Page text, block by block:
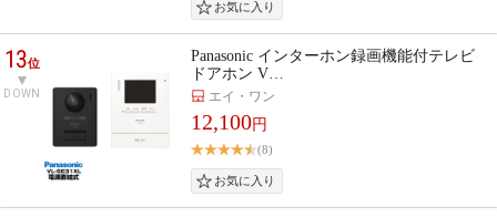
13位
DOWN
Panasonic インターホン録画機能付テレビ
ドアホン V…
エイ・ワン
12,100円
(8)